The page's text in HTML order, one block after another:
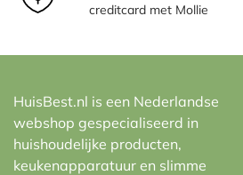
creditcard met Mollie
HuisBest.nl is een Nederlandse
webshop gespecialiseerd in
huishoudelijke producten,
keukenapparatuur en slimme